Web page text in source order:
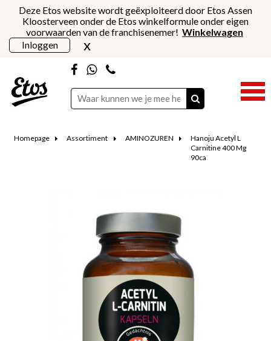
Deze Etos website wordt geëxploiteerd door Etos Assen
Kloosterveen onder de Etos winkelformule onder eigen
voorwaarden van de franchisenemer! Winkelwagen
Inloggen
x
Homepage Assortiment AMINOZUREN
Hanoju Acetyl L
Carnitine 400 Mg
90ca